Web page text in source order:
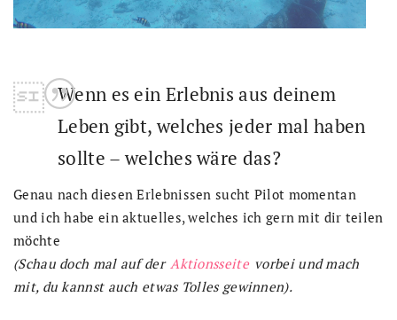
Wenn es ein Erlebnis aus deinem
Leben gibt, welches jeder mal haben
sollte – welches wäre das?
Genau nach diesen Erlebnissen sucht Pilot momentan
und ich habe ein aktuelles, welches ich gern mit dir teilen
möchte
(Schau doch mal auf der Aktionsseite vorbei und mach
mit, du kannst auch etwas Tolles gewinnen).